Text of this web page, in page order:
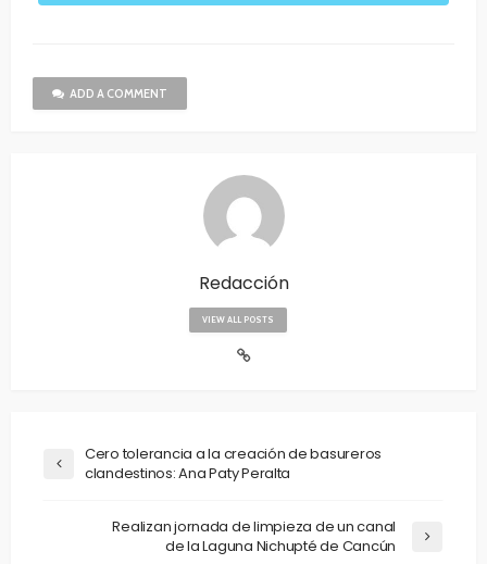
ADD A COMMENT
Redacción
VIEW ALL POSTS
Cero tolerancia a la creación de basureros
clandestinos: Ana Paty Peralta
Realizan jornada de limpieza de un canal
de la Laguna Nichupté de Cancún